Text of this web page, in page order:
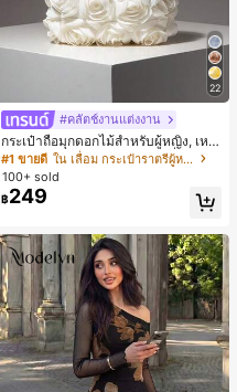
22
#คลัตช์งานแต่งงาน
กระเป๋าถือมุกดอกไม้สำหรับผู้หญิง, เหม
าะสำหรับชุดราตรี, ชุดบอล, เครื่องประ
ดับงานแต่งงาน, กระเป๋าสตางค์สุภาพส
ตรีหรูหรา, ของขวัญสำหรับผู้หญิง (ลาย
สุ่ม)
#1 ขายดี
ใน เลื่อม กระเป๋าราตรีผู้หญิง
100+ sold
฿249